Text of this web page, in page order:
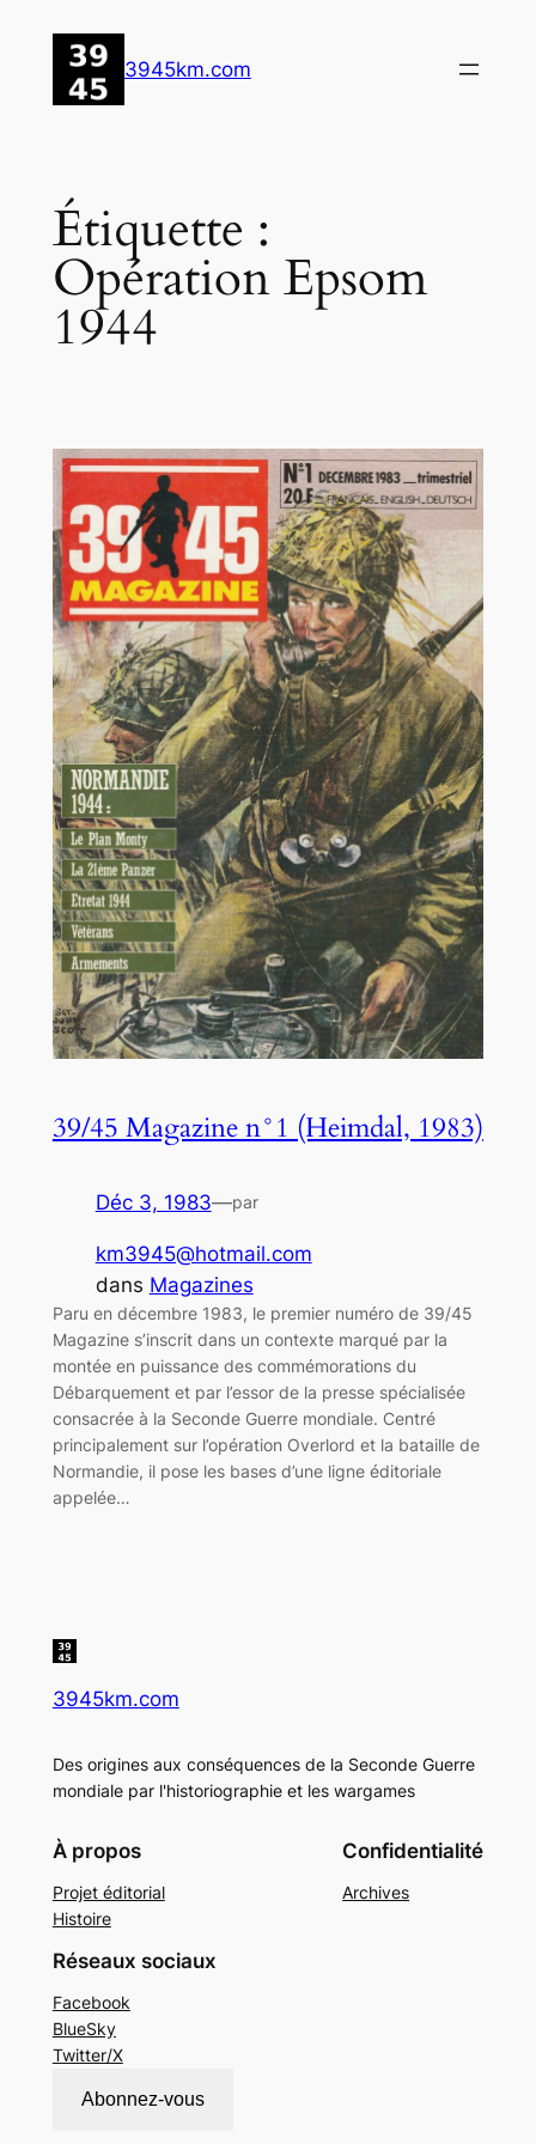
contenu
3945km.com
Étiquette :
Opération Epsom
1944
39/45 Magazine n°1 (Heimdal, 1983)
Déc 3, 1983—par
km3945@hotmail.com
dans Magazines
Paru en décembre 1983, le premier numéro de 39/45
Magazine s’inscrit dans un contexte marqué par la
montée en puissance des commémorations du
Débarquement et par l’essor de la presse spécialisée
consacrée à la Seconde Guerre mondiale. Centré
principalement sur l’opération Overlord et la bataille de
Normandie, il pose les bases d’une ligne éditoriale
appelée…
3945km.com
Des origines aux conséquences de la Seconde Guerre
mondiale par l'historiographie et les wargames
À propos
Projet éditorial
Histoire
Confidentialité
Archives
Réseaux sociaux
Facebook
BlueSky
Twitter/X
Abonnez-vous